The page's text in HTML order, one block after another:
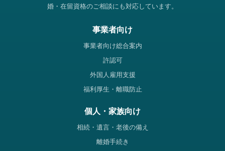
婚・在留資格のご相談にも対応しています。
事業者向け
事業者向け総合案内
許認可
外国人雇用支援
福利厚生・離職防止
個人・家族向け
相続・遺言・老後の備え
離婚手続き